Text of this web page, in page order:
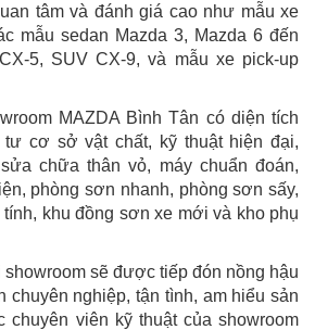
tâm và đánh giá cao như mẫu xe
mẫu sedan Mazda 3, Mazda 6 đến
5, SUV CX-9, và mẫu xe pick-up
MAZDA Bình Tân có diện tích
cơ sở vật chất, kỹ thuật hiện đại,
chữa thân vỏ, máy chuẩn đoán,
phòng sơn nhanh, phòng sơn sấy,
khu đồng sơn xe mới và kho phụ
sẽ được tiếp đón nồng hậu
chuyên nghiệp, tận tình, am hiểu sản
chuyên viên kỹ thuật của showroom